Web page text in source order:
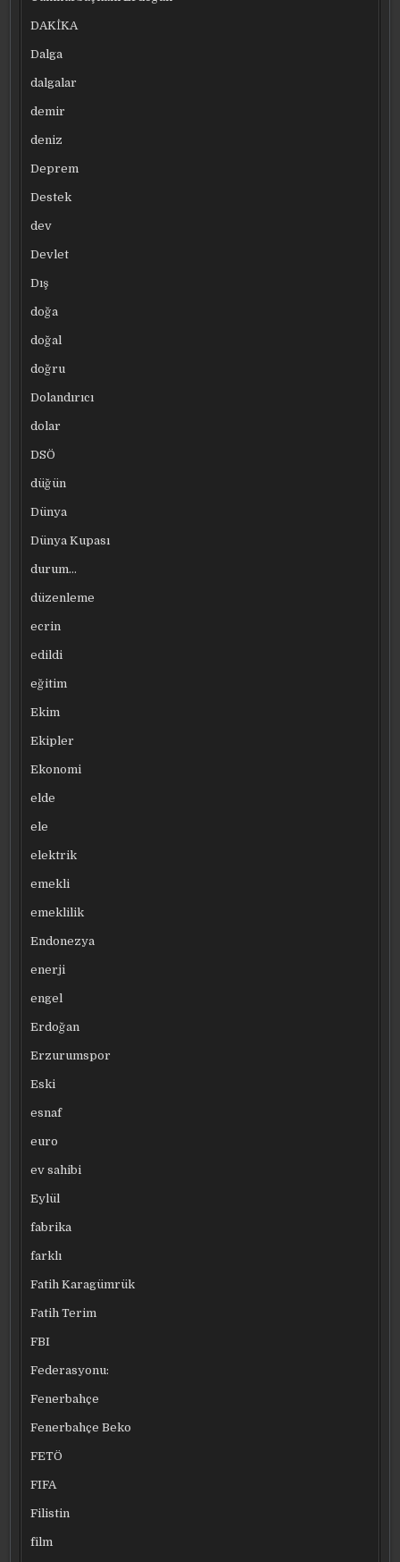
DAKİKA
Dalga
dalgalar
demir
deniz
Deprem
Destek
dev
Devlet
Dış
doğa
doğal
doğru
Dolandırıcı
dolar
DSÖ
düğün
Dünya
Dünya Kupası
durum…
düzenleme
ecrin
edildi
eğitim
Ekim
Ekipler
Ekonomi
elde
ele
elektrik
emekli
emeklilik
Endonezya
enerji
engel
Erdoğan
Erzurumspor
Eski
esnaf
euro
ev sahibi
Eylül
fabrika
farklı
Fatih Karagümrük
Fatih Terim
FBI
Federasyonu:
Fenerbahçe
Fenerbahçe Beko
FETÖ
FIFA
Filistin
film